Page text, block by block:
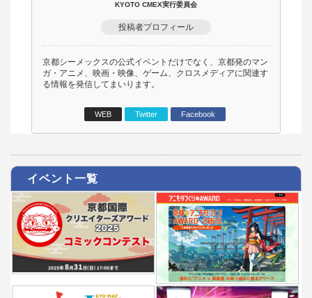
KYOTO CMEX実行委員会
投稿者プロフィール
京都シーメックスの公式イベントだけでなく、京都発のマン
ガ・アニメ、映画・映像、ゲーム、クロスメディアに関連す
る情報を発信してまいります。
WEB Twitter Facebook
イベント一覧